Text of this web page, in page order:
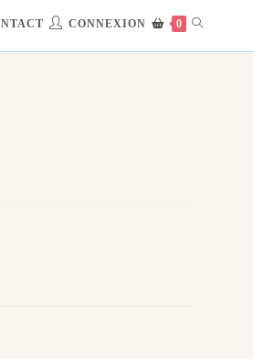
CONNEXION 0 TOGGLE